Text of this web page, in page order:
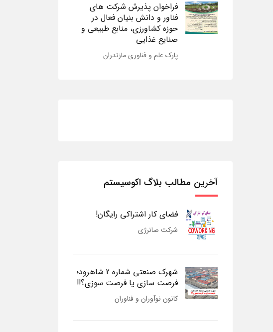
فراخوان پذیرش شرکت های
فناور و دانش بنیان فعال در
حوزه کشاورزی، منابع طبیعی و
صنایع غذایی
پارک علم و فناوری مازندران
آخرین مطالب بلاگ اکوسیستم
فضای کار اشتراکی رایگان!
شرکت صانرژی
شهرک صنعتی شماره 2 شاهرود؛
فرصت سازی یا فرصت سوزی؟!!
کانون نوآوران و فناوران